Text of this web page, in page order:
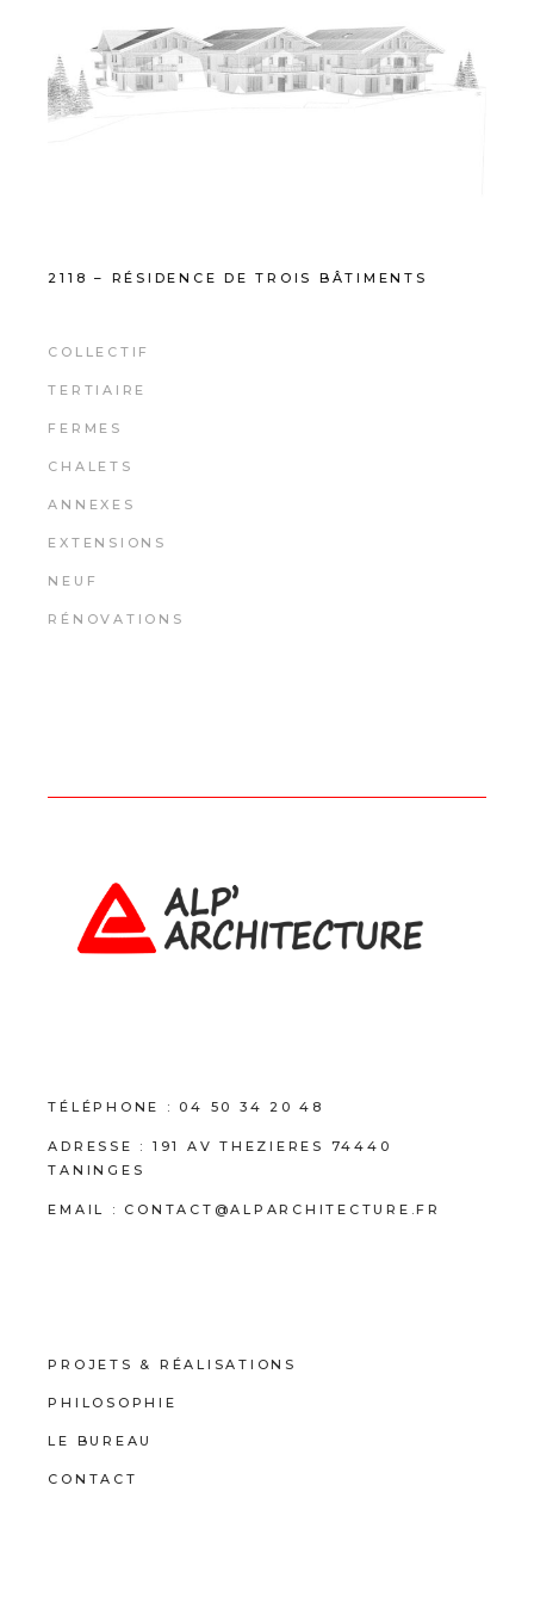
2118 – RÉSIDENCE DE TROIS BÂTIMENTS
COLLECTIF
TERTIAIRE
FERMES
CHALETS
ANNEXES
EXTENSIONS
NEUF
RÉNOVATIONS
TÉLÉPHONE : 04 50 34 20 48
ADRESSE : 191 AV THEZIERES 74440
TANINGES
EMAIL : CONTACT@ALPARCHITECTURE.FR
PROJETS & RÉALISATIONS
PHILOSOPHIE
LE BUREAU
CONTACT